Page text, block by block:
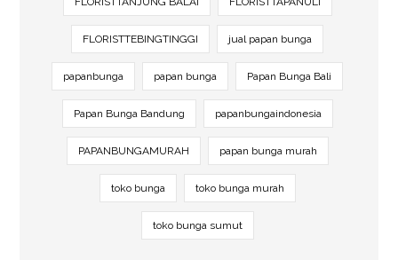
FLORISTTEBINGTINGGI jual papan bunga
papanbunga papan bunga Papan Bunga Bali
Papan Bunga Bandung papanbungaindonesia
PAPANBUNGAMURAH papan bunga murah
toko bunga toko bunga murah
toko bunga sumut